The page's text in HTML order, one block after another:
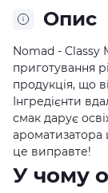
Опис
Nomad - Classy
приготування
продукція, що
Інгредієнти
смак дарує
ароматизатора
це виправте!
У чому